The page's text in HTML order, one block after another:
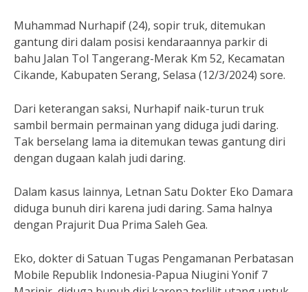
Muhammad Nurhapif (24), sopir truk, ditemukan
gantung diri dalam posisi kendaraannya parkir di
bahu Jalan Tol Tangerang-Merak Km 52, Kecamatan
Cikande, Kabupaten Serang, Selasa (12/3/2024) sore.
Dari keterangan saksi, Nurhapif naik-turun truk
sambil bermain permainan yang diduga judi daring.
Tak berselang lama ia ditemukan tewas gantung diri
dengan dugaan kalah judi daring.
Dalam kasus lainnya, Letnan Satu Dokter Eko Damara
diduga bunuh diri karena judi daring. Sama halnya
dengan Prajurit Dua Prima Saleh Gea.
Eko, dokter di Satuan Tugas Pengamanan Perbatasan
Mobile Republik Indonesia-Papua Niugini Yonif 7